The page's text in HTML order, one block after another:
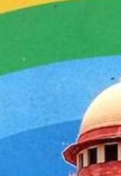
20, 2023 05:29 pm
பாலின